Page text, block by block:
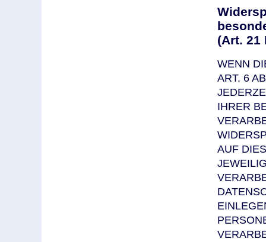
(Art. 21
WENN
ART. 6
IHRER
AUF